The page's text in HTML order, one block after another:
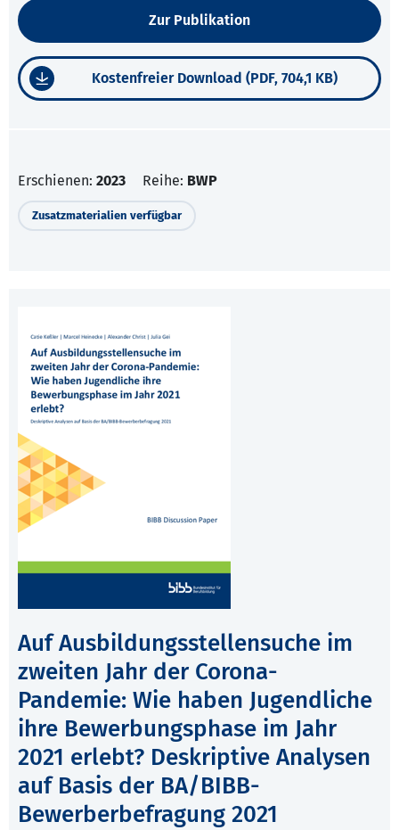
Zur Publikation
Kostenfreier Download (PDF, 704,1 KB)
Erschienen: 2023 Reihe: BWP
Zusatzmaterialien verfügbar
Auf Ausbildungsstellensuche im
zweiten Jahr der Corona-
Pandemie: Wie haben Jugendliche
ihre Bewerbungsphase im Jahr
2021 erlebt? Deskriptive Analysen
auf Basis der BA/BIBB-
Bewerberbefragung 2021